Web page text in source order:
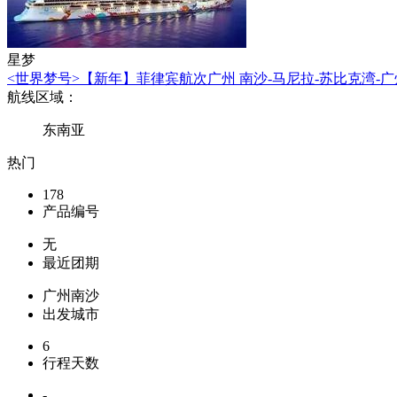
星梦
<世界梦号>【新年】菲律宾航次广州 南沙-马尼拉-苏比克湾-
航线区域：
东南亚
热门
178
产品编号
无
最近团期
广州南沙
出发城市
6
行程天数